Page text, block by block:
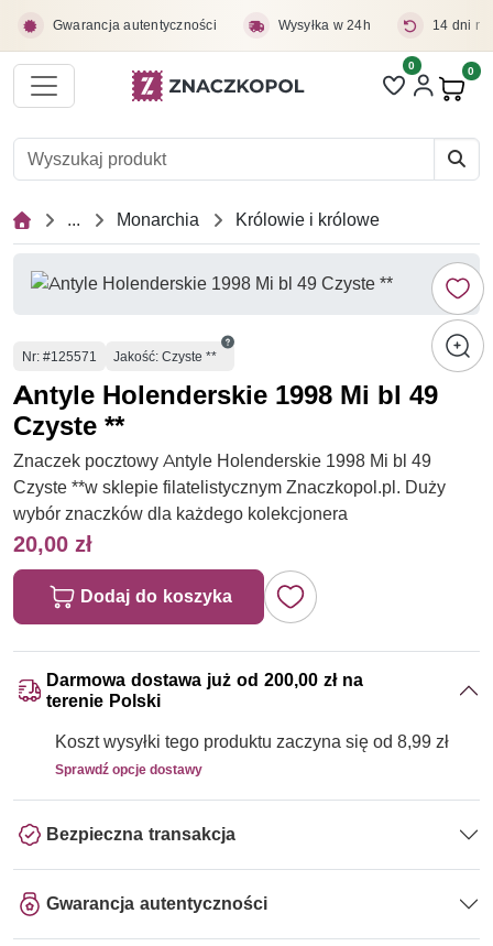
Gwarancja autentyczności Wysyłka w 24h 14 dni
Liczba pozycji
0 0
... Monarchia Królowie i królowe
Numer
Nr: #125571 Jakość: Czyste **
Antyle Holenderskie 1998 Mi bl 49
Czyste **
Znaczek pocztowy Antyle Holenderskie 1998 Mi bl 49
Czyste **w sklepie filatelistycznym Znaczkopol.pl. Duży
wybór znaczków dla każdego kolekcjonera
20,00 zł
Dodaj do koszyka
Darmowa dostawa już od 200,00 zł na
terenie Polski
Koszt wysyłki tego produktu zaczyna się od 8,99 zł
Sprawdź opcje dostawy
Bezpieczna transakcja
Gwarancja autentyczności